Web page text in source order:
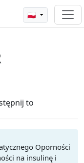
🇵🇱
to
Oporności
na insulinę i